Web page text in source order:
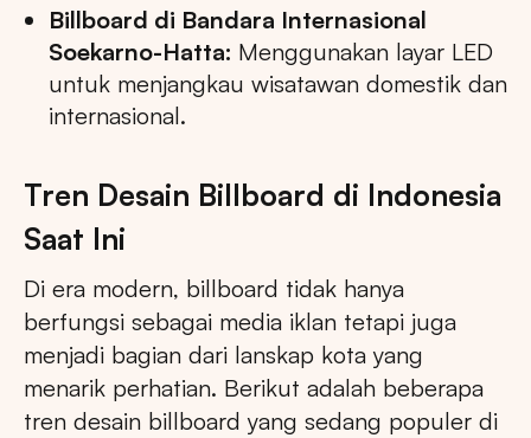
Billboard di Bandara Internasional
Soekarno-Hatta: Menggunakan layar LED
untuk menjangkau wisatawan domestik dan
internasional.
Tren Desain Billboard di Indonesia
Saat Ini
Di era modern, billboard tidak hanya
berfungsi sebagai media iklan tetapi juga
menjadi bagian dari lanskap kota yang
menarik perhatian. Berikut adalah beberapa
tren desain billboard yang sedang populer di